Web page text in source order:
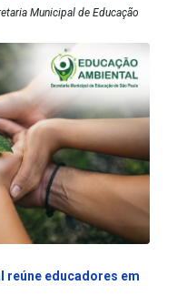
Municipal de Educação
reúne educadores em